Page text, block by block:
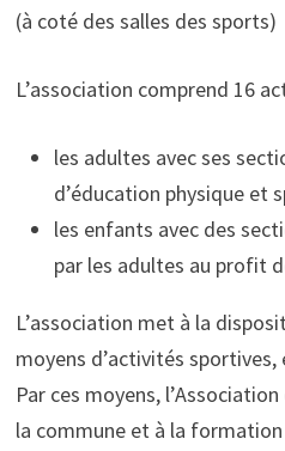
(à coté des salles des sports)
L’association comprend 16
les adultes avec ses
d’éducation physique et
les enfants avec des
par les adultes au profit
L’association met à la
moyens d’activités
Par ces moyens,
la commune et à la